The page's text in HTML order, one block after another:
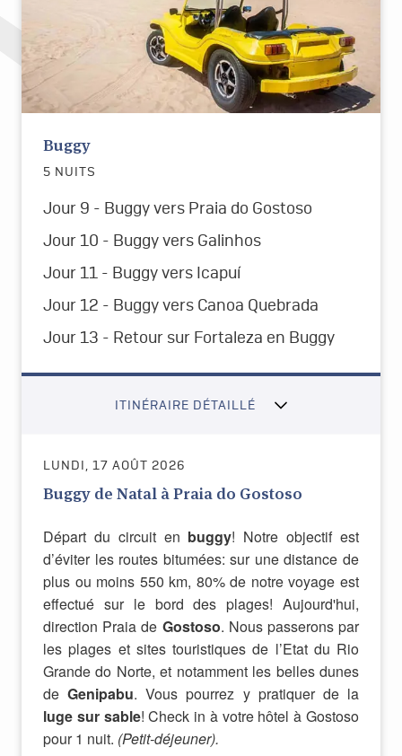
Buggy
5 NUITS
Jour 9 - Buggy vers Praia do Gostoso
Jour 10 - Buggy vers Galinhos
Jour 11 - Buggy vers Icapuí
Jour 12 - Buggy vers Canoa Quebrada
Jour 13 - Retour sur Fortaleza en Buggy
ITINÉRAIRE DÉTAILLÉ
LUNDI, 17 AOÛT 2026
Buggy de Natal à Praia do Gostoso
Départ du circuit en buggy! Notre objectif est
d’éviter les routes bitumées: sur une distance de
plus ou moins 550 km, 80% de notre voyage est
effectué sur le bord des plages! Aujourd'hui,
direction Praia de Gostoso. Nous passerons par
les plages et sites touristiques de l’Etat du Rio
Grande do Norte, et notamment les belles dunes
deGenipabu. Vous pourrez y pratiquer de la
luge sur sable!Check in à votre hôtel à Gostoso
pour 1 nuit. (Petit-déjeuner).